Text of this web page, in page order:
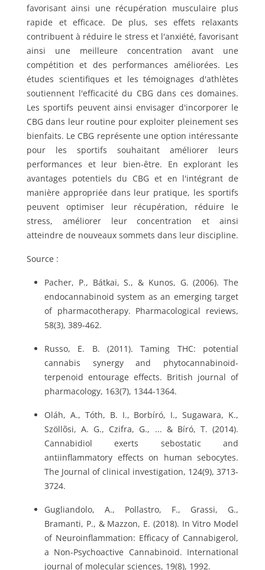
favorisant ainsi une récupération musculaire plus
rapide et efficace. De plus, ses effets relaxants
contribuent à réduire le stress et l'anxiété, favorisant
ainsi une meilleure concentration avant une
compétition et des performances améliorées. Les
études scientifiques et les témoignages d'athlètes
soutiennent l'efficacité du CBG dans ces domaines.
Les sportifs peuvent ainsi envisager d'incorporer le
CBG dans leur routine pour exploiter pleinement ses
bienfaits. Le CBG représente une option intéressante
pour les sportifs souhaitant améliorer leurs
performances et leur bien-être. En explorant les
avantages potentiels du CBG et en l'intégrant de
manière appropriée dans leur pratique, les sportifs
peuvent optimiser leur récupération, réduire le
stress, améliorer leur concentration et ainsi
atteindre de nouveaux sommets dans leur discipline.
Source :
Pacher, P., Bátkai, S., & Kunos, G. (2006). The
endocannabinoid system as an emerging target
of pharmacotherapy. Pharmacological reviews,
58(3), 389-462.
Russo, E. B. (2011). Taming THC: potential
cannabis synergy and phytocannabinoid-
terpenoid entourage effects. British journal of
pharmacology, 163(7), 1344-1364.
Oláh, A., Tóth, B. I., Borbíró, I., Sugawara, K.,
Szöllõsi, A. G., Czifra, G., ... & Bíró, T. (2014).
Cannabidiol exerts sebostatic and
antiinflammatory effects on human sebocytes.
The Journal of clinical investigation, 124(9), 3713-
3724.
Gugliandolo, A., Pollastro, F., Grassi, G.,
Bramanti, P., & Mazzon, E. (2018). In Vitro Model
of Neuroinflammation: Efficacy of Cannabigerol,
a Non-Psychoactive Cannabinoid. International
journal of molecular sciences, 19(8), 1992.